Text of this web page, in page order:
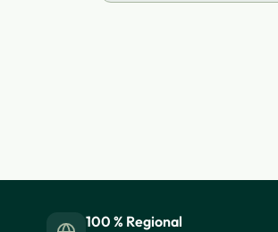
100 % Regional